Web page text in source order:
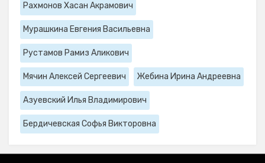
Рахмонов Хасан Акрамович
Мурашкина Евгения Васильевна
Рустамов Рамиз Аликович
Мячин Алексей Сергеевич Жебина Ирина Андреевна
Азуевский Илья Владимирович
Бердичевская Софья Викторовна